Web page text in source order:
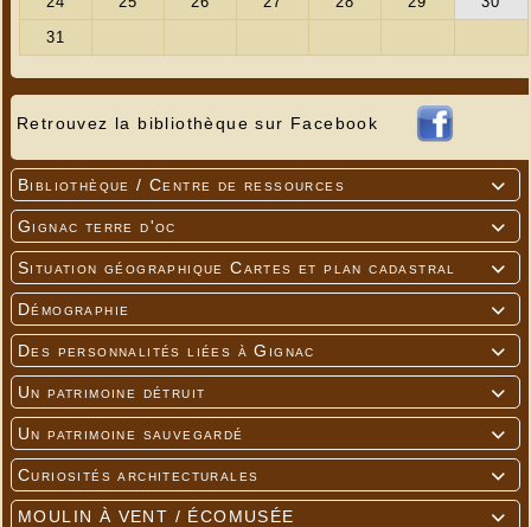
Retrouvez la bibliothèque sur Facebook

Bibliothèque / Centre de ressources

Gignac terre d'oc

Situation géographique Cartes et plan cadastral

Démographie

Des personnalités liées à Gignac

Un patrimoine détruit

Un patrimoine sauvegardé

Curiosités architecturales

MOULIN À VENT / ÉCOMUSÉE